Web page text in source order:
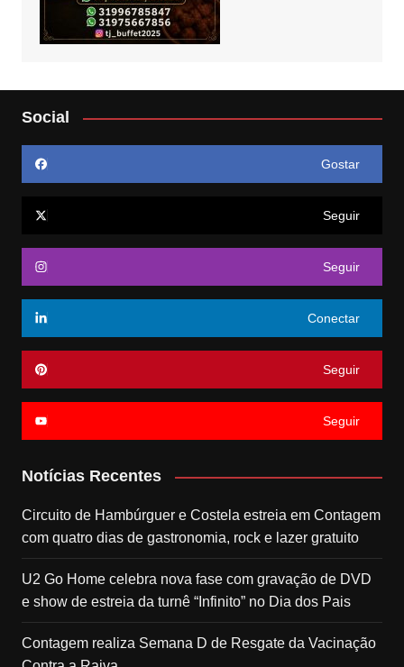
Social
Gostar
Seguir
Seguir
Conectar
Seguir
Seguir
Notícias Recentes
Circuito de Hambúrguer e Costela estreia em Contagem
com quatro dias de gastronomia, rock e lazer gratuito
U2 Go Home celebra nova fase com gravação de DVD
e show de estreia da turnê “Infinito” no Dia dos Pais
Contagem realiza Semana D de Resgate da Vacinação